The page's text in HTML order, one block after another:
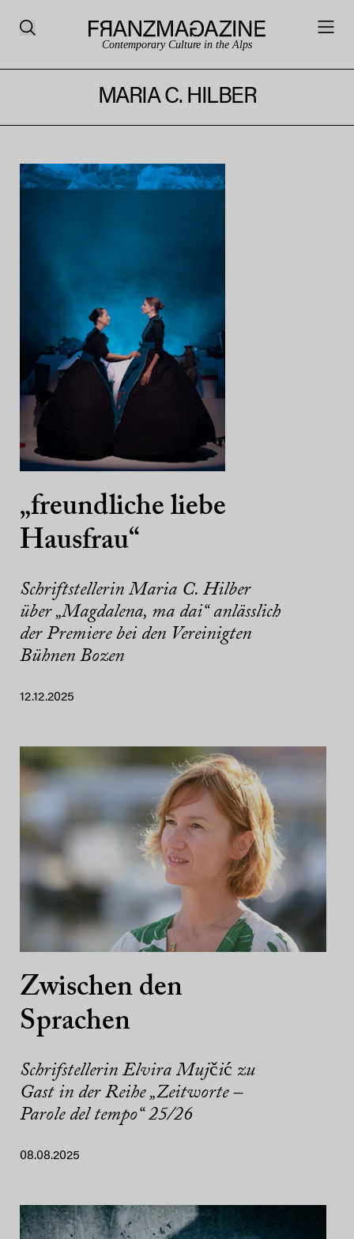
Contemporary Culture in the Alps
MARIA C. HILBER
„freundliche liebe
Hausfrau“
Schriftstellerin Maria C. Hilber
über „Magdalena, ma dai“ anlässlich
der Premiere bei den Vereinigten
Bühnen Bozen
12.12.2025
Zwischen den
Sprachen
Schrifstellerin Elvira Mujčić zu
Gast in der Reihe „Zeitworte –
Parole del tempo“ 25/26
08.08.2025